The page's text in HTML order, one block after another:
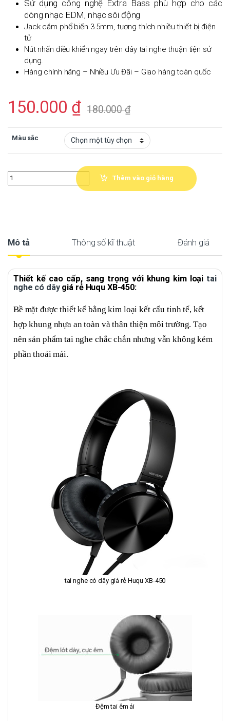
Sử dụng công nghệ Extra Bass phù hợp cho các
dòng nhạc EDM, nhạc sôi động
Jack cắm phổ biến 3.5mm, tương thích nhiều thiết bị điện
tử
Nút nhấn điều khiển ngay trên dây tai nghe thuận tiện sử
dụng.
Hàng chính hãng – Nhiều Ưu Đãi – Giao hàng toàn quốc
150.000 ₫ 180.000₫
Màu sắc
Quantity
Thêm vào giỏ hàng
Mô tả Thông số kĩ thuật Đánh giá
Thiết kế cao cấp, sang trọng với khung kim loại tai
nghe có dâygiá rẻ Huqu XB-450:
Bề mặt được thiết kế bằng kim loại kết cấu tinh tế, kết
hợp khung nhựa an toàn và thân thiện môi trường. Tạo
nên sản phẩm tai nghe chắc chắn nhưng vẫn không kém
phần thoải mái.
tai nghe có dây giá rẻ Huqu XB-450
Đệm tai êm ái